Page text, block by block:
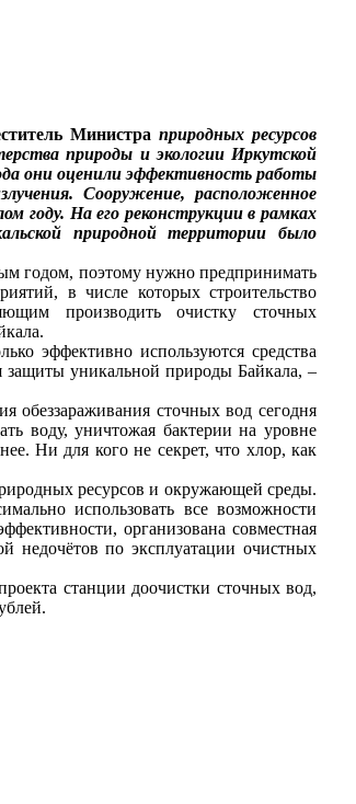
Министра природных ресурсов
природы и экологии Иркутской
они оценили эффективность работы
Сооружение, расположенное
году. На его реконструкции в рамках
природной территории было
годом, поэтому нужно предпринимать
в числе которых строительство
производить очистку сточных
эффективно используются средства
уникальной природы Байкала, –
сточных вод сегодня
воду, уничтожая бактерии на уровне
Ни для кого не секрет, что хлор, как
ресурсов и окружающей среды.
использовать все возможности
организована совместная
недочётов по эксплуатации очистных
станции доочистки сточных вод,